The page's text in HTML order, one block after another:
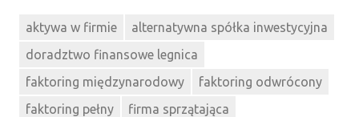
aktywa w firmie
alternatywna spółka inwestycyjna
doradztwo finansowe legnica
faktoring międzynarodowy
faktoring odwrócony
faktoring pełny
firma sprzątająca